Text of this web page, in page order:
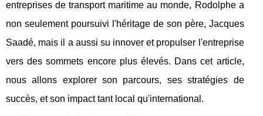
entreprises de transport maritime au monde, Rodolphe a
non seulement poursuivi l'héritage de son père, Jacques
Saadé, mais il a aussi su innover et propulser l'entreprise
vers des sommets encore plus élevés. Dans cet article,
nous allons explorer son parcours, ses stratégies de
succès, et son impact tant local qu'international.